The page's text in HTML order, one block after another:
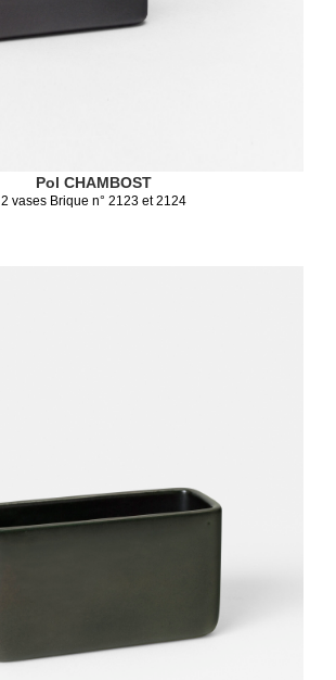
Pol CHAMBOST
2 vases Brique n° 2123 et 2124